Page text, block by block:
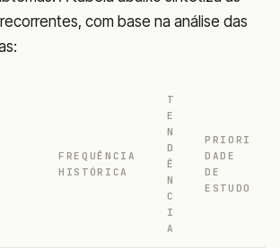
com base na análise das
FREQUÊNCIA
HISTÓRICA
T
E
N
D
Ê
N
C
I
A
PRIORI
DADE
DE
ESTUDO